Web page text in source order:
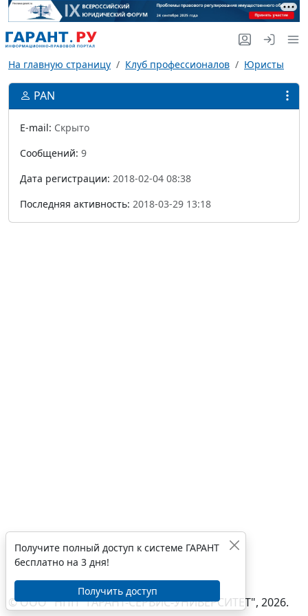
На главную страницу Клуб профессионалов Юристы
PAN
E-mail: Скрыто
Сообщений: 9
Дата регистрации: 2018-02-04 08:38
Последняя активность: 2018-03-29 13:18
© ООО "НПП "ГАРАНТ-СЕРВИС-УНИВЕРСИТЕТ", 2026.
Получите полный доступ к системе ГАРАНТ
бесплатно на 3 дня!
Получить доступ